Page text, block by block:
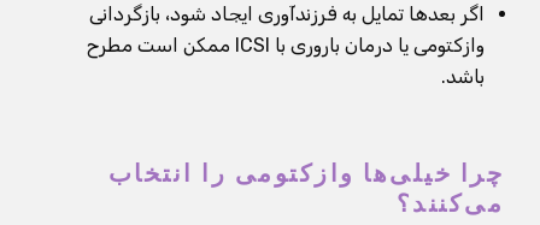
اگر بعدها تمایل به فرزندآوری ایجاد شود، بازگردانی
وازکتومی یا درمان باروری با ICSI ممکن است مطرح
باشد.
چرا خیلی‌ها وازکتومی را انتخاب
می‌کنند؟